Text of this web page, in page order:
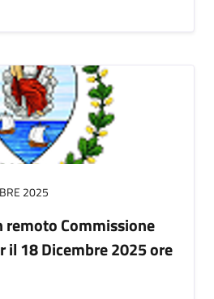
2025
remoto Commissione
il 18 Dicembre 2025 ore